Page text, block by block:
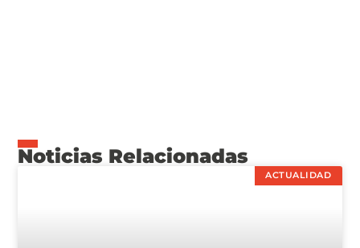
Noticias Relacionadas
ACTUALIDAD